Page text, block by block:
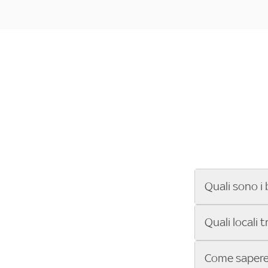
Quali sono i
Se cerchi un
ENILIVE, la
Sky Bar ti
Quali locali
Vuoi sapere
Come